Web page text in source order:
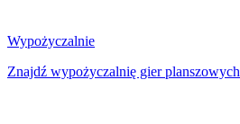
Wypożyczalnie
Znajdź wypożyczalnię gier planszowych